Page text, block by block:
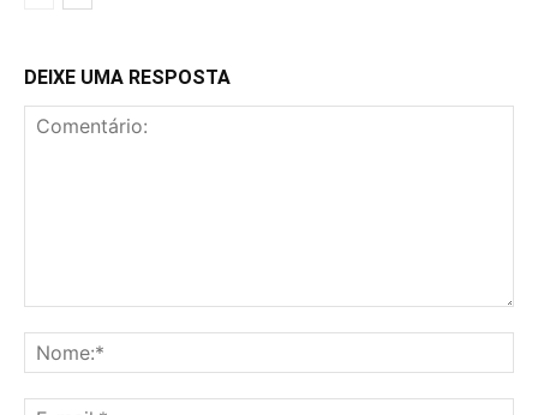
DEIXE UMA RESPOSTA